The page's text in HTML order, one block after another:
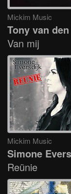
Mickim Music
Tony van
Van mij
Mickim Music
Simone
Reünie